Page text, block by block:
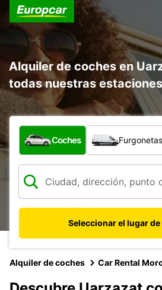
Alquiler de coches en
todas nuestras estaciones
¿Qué tipo de vehículo?
Coches Furgonetas
Seleccionar el lugar
Alquiler de coches Car Rental